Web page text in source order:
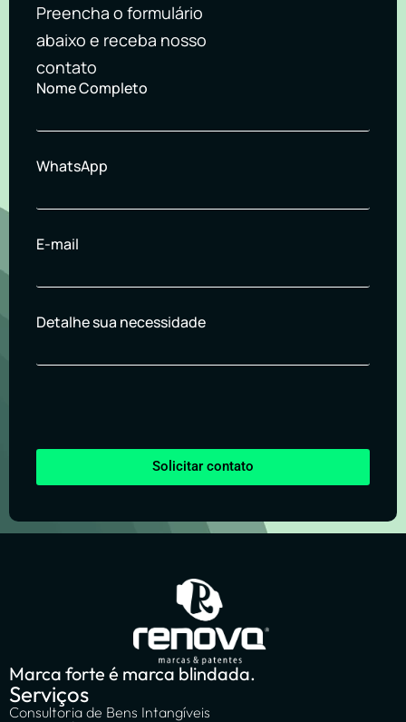
Preencha o formulário
abaixo e receba nosso
contato
Nome Completo
WhatsApp
E-mail
Detalhe sua necessidade
Solicitar contato
Marca forte é marca blindada.
Serviços
Consultoria de Bens Intangíveis